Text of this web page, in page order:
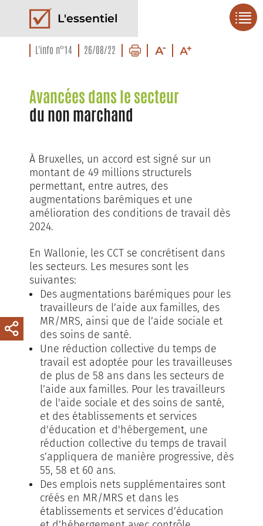
L'essentiel
L'info n°14 26/08/22
Avancées dans le secteur
du non marchand
À Bruxelles, un accord est signé sur un
montant de 49 millions structurels
permettant, entre autres, des
augmentations barémiques et une
amélioration des conditions de travail dès
2024.
En Wallonie, les CCT se concrétisent dans
les secteurs. Les mesures sont les
suivantes:
Des augmentations barémiques pour les
travailleurs de l’aide aux familles, des
MR/MRS, ainsi que de l’aide sociale et
des soins de santé.
Une réduction collective du temps de
travail est adoptée pour les travailleuses
de plus de 58 ans dans les secteurs de
l’aide aux familles. Pour les travailleurs
de l'aide sociale et des soins de santé,
et des établissements et services
d'éducation et d'hébergement, une
réduction collective du temps de travail
s’appliquera de manière progressive, dès
55, 58 et 60 ans.
Des emplois nets supplémentaires sont
créés en MR/MRS et dans les
établissements et services d’éducation